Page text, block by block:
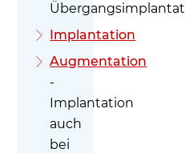
Übergangsimplantat
Implantation
Augmentation
-
Implantation
auch
bei